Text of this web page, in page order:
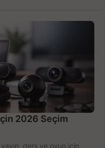
2026 Seçim
ders ve oyun için